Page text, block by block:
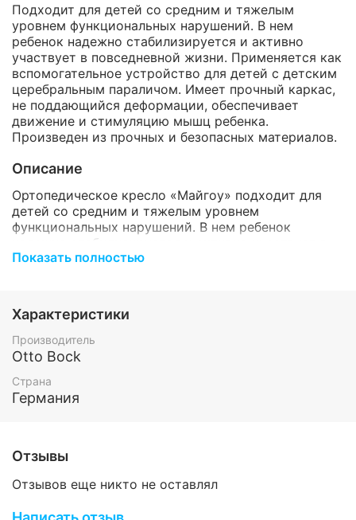
Подходит для детей со средним и тяжелым
уровнем функциональных нарушений. В нем
ребенок надежно стабилизируется и активно
участвует в повседневной жизни. Применяется как
вспомогательное устройство для детей с детским
церебральным параличом. Имеет прочный каркас,
не поддающийся деформации, обеспечивает
движение и стимуляцию мышц ребенка.
Произведен из прочных и безопасных материалов.
Описание
Ортопедическое кресло «Майгоу» подходит для
детей со средним и тяжелым уровнем
функциональных нарушений. В нем ребенок
надежно стабилизируется и активно участвует в
повседневной жизни.
Показать полностью
Характеристики
Производитель
Otto Bock
Страна
Германия
Отзывы
Отзывов еще никто не оставлял